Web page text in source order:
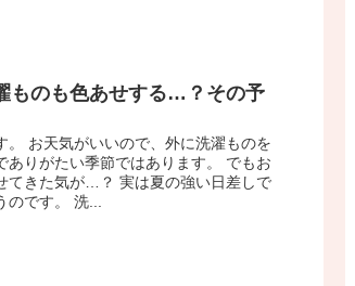
ものも色あせする…？その予
。 お天気がいいので、外に洗濯ものを
ありがたい季節ではあります。 でもお
てきた気が…？ 実は夏の強い日差しで
です。 洗...